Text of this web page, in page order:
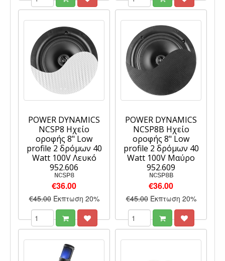
POWER DYNAMICS
NCSP8 Ηχείο
οροφής 8" Low
profile 2 δρόμων 40
Watt 100V Λευκό
952.606
NCSP8
€36.00
€45.00 Έκπτωση 20%
POWER DYNAMICS
NCSP8B Ηχείο
οροφής 8" Low
profile 2 δρόμων 40
Watt 100V Μαύρο
952.609
NCSP8B
€36.00
€45.00 Έκπτωση 20%